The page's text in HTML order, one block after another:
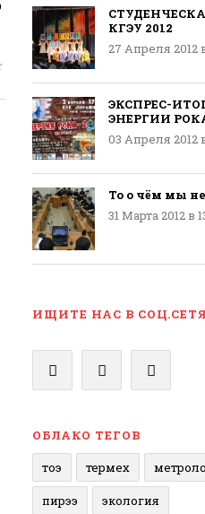
КГЭУ 2012
27 Апреля 2012
ЭКСПРЕС-
ЭНЕРГИИ
03 Апреля 2012
То о чём мы
31 Марта 2012 в
ИЩИТЕ НАС В
ОБЛАКО ТЕГОВ
тоэ
термех
пирээ экология